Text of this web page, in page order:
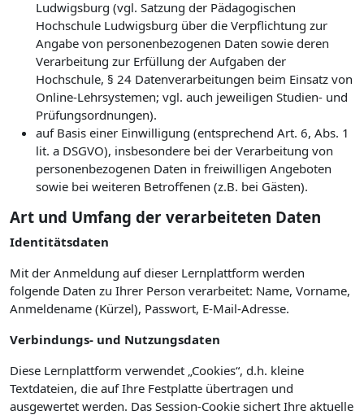
Ludwigsburg (vgl. Satzung der Pädagogischen
Hochschule Ludwigsburg über die Verpflichtung zur
Angabe von personenbezogenen Daten sowie deren
Verarbeitung zur Erfüllung der Aufgaben der
Hochschule, § 24 Datenverarbeitungen beim Einsatz von
Online-Lehrsystemen; vgl. auch jeweiligen Studien- und
Prüfungsordnungen).
auf Basis einer Einwilligung (entsprechend Art. 6, Abs. 1
lit. a DSGVO), insbesondere bei der Verarbeitung von
personenbezogenen Daten in freiwilligen Angeboten
sowie bei weiteren Betroffenen (z.B. bei Gästen).
Art und Umfang der verarbeiteten Daten
Identitätsdaten
Mit der Anmeldung auf dieser Lernplattform werden
folgende Daten zu Ihrer Person verarbeitet: Name, Vorname,
Anmeldename (Kürzel), Passwort, E-Mail-Adresse.
Verbindungs- und Nutzungsdaten
Diese Lernplattform verwendet „Cookies“, d.h. kleine
Textdateien, die auf Ihre Festplatte übertragen und
ausgewertet werden. Das Session-Cookie sichert Ihre aktuelle